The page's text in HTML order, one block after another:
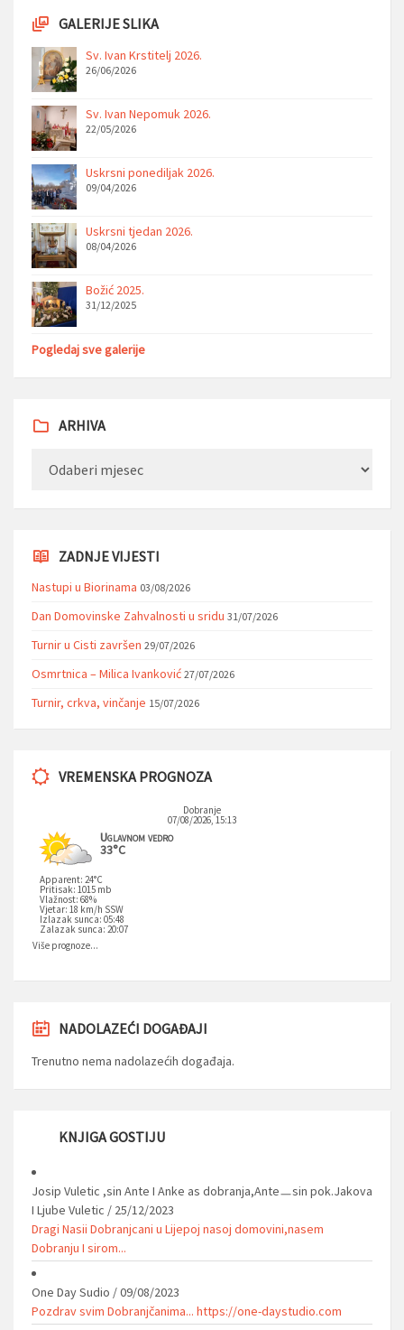
GALERIJE SLIKA
Sv. Ivan Krstitelj 2026.
26/06/2026
Sv. Ivan Nepomuk 2026.
22/05/2026
Uskrsni ponediljak 2026.
09/04/2026
Uskrsni tjedan 2026.
08/04/2026
Božić 2025.
31/12/2025
Pogledaj sve galerije
ARHIVA
ZADNJE VIJESTI
Nastupi u Biorinama 03/08/2026
Dan Domovinske Zahvalnosti u sridu 31/07/2026
Turnir u Cisti završen 29/07/2026
Osmrtnica – Milica Ivanković 27/07/2026
Turnir, crkva, vinčanje 15/07/2026
VREMENSKA PROGNOZA
Dobranje
07/08/2026, 15:13
Uglavnom vedro
33°C
Apparent: 24°C
Pritisak: 1015 mb
Vlažnost: 68%
Vjetar: 18 km/h SSW
Izlazak sunca: 05:48
Zalazak sunca: 20:07
Više prognoze...
NADOLAZEĆI DOGAĐAJI
Trenutno nema nadolazećih događaja.
KNJIGA GOSTIJU
Josip Vuletic ,sin Ante I Anke as dobranja,Anteㅡsin pok.Jakova
I Ljube Vuletic / 25/12/2023
Dragi Nasii Dobranjcani u Lijepoj nasoj domovini,nasem
Dobranju I sirom...
One Day Sudio /09/08/2023
Pozdrav svim Dobranjčanima... https://one-daystudio.com